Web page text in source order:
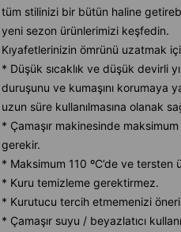
tüm stilinizi bir bütün haline
yeni sezon ürünlerimizi keşfedin.
Kıyafetlerinizin ömrünü uzatmak
* Düşük sıcaklık ve düşük devirli
duruşunu ve kumaşını korumaya
uzun süre kullanılmasına olanak
* Çamaşır makinesinde maksimum
gerekir.
* Maksimum 110 ºC’de ve
* Kuru temizleme gerektirmez.
* Kurutucu tercih etmemenizi
* Çamaşır suyu / beyazlatıcı